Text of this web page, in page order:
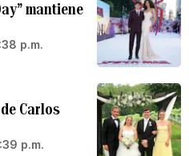
mantiene
p.m.
Carlos
p.m.